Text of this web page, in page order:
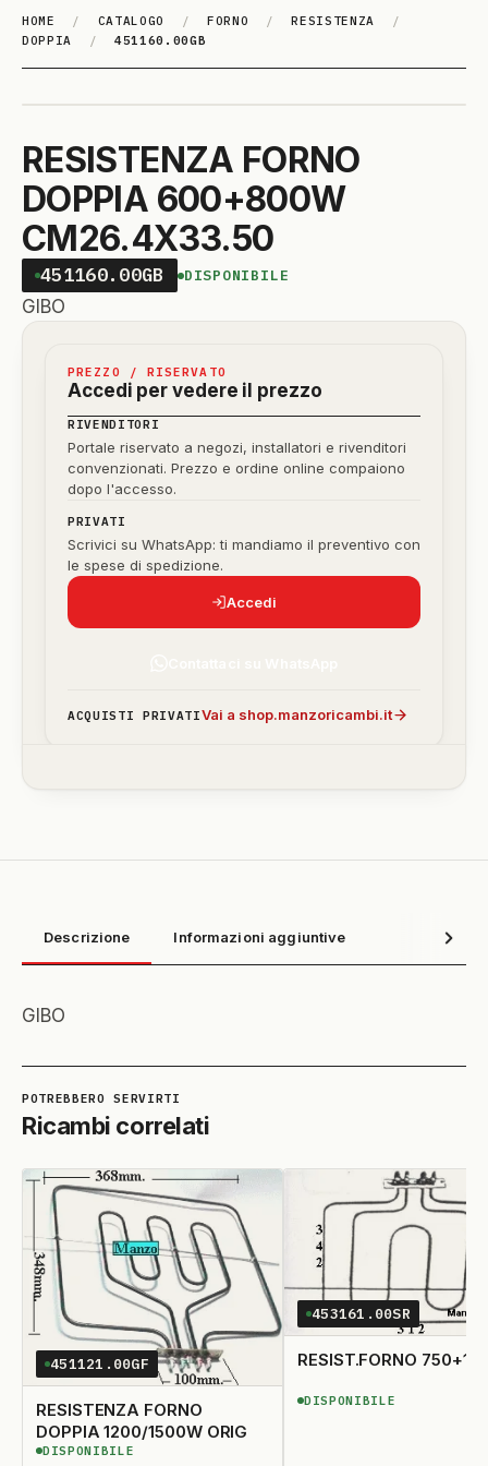
HOME / CATALOGO / FORNO / RESISTENZA
/
DOPPIA
/ 451160.00GB
RESISTENZA FORNO
DOPPIA 600+800W
CM26.4X33.50
451160.00GB DISPONIBILE
GIBO
PREZZO / RISERVATO
Accedi per vedere il prezzo
RIVENDITORI
Portale riservato a negozi, installatori e rivenditori
convenzionati. Prezzo e ordine online compaiono
dopo l'accesso.
PRIVATI
Scrivici su WhatsApp: ti mandiamo il preventivo con
le spese di spedizione.
Accedi
ACQUISTI PRIVATIVai a shop.manzoricambi.it
Descrizione Informazioni aggiuntive
GIBO
Ricambi correlati
451121.00GF
RESISTENZA FORNO
DOPPIA 1200/1500W ORIG
DISPONIBILE
DISPONIBILE
453161.00SR
RESIST.FORNO
DISPONIBILE
DISPONIBILE